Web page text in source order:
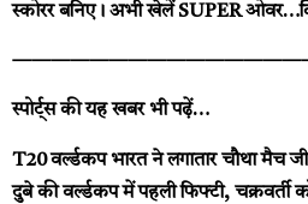
स्कोरर बनिए। अभी खेलें SUPER ओवर…
स्पोर्ट्स की यह खबर भी पढ़ें…
T20 वर्ल्डकप भारत ने लगातार चौथा मैच
दुबे की वर्ल्डकप में पहली फिफ्टी, चक्रवर्ती